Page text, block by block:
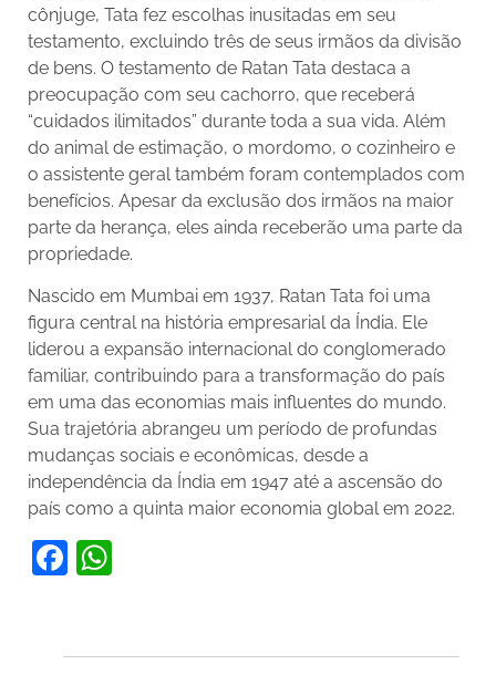
cônjuge, Tata fez escolhas inusitadas em seu
testamento, excluindo três de seus irmãos da divisão
de bens. O testamento de Ratan Tata destaca a
preocupação com seu cachorro, que receberá
“cuidados ilimitados” durante toda a sua vida. Além
do animal de estimação, o mordomo, o cozinheiro e
o assistente geral também foram contemplados com
benefícios. Apesar da exclusão dos irmãos na maior
parte da herança, eles ainda receberão uma parte da
propriedade.
Nascido em Mumbai em 1937, Ratan Tata foi uma
figura central na história empresarial da Índia. Ele
liderou a expansão internacional do conglomerado
familiar, contribuindo para a transformação do país
em uma das economias mais influentes do mundo.
Sua trajetória abrangeu um período de profundas
mudanças sociais e econômicas, desde a
independência da Índia em 1947 até a ascensão do
país como a quinta maior economia global em 2022.
Facebook